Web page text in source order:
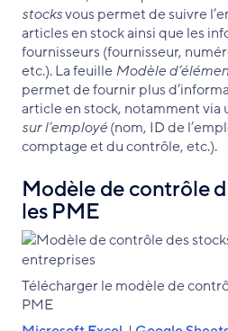
stocksvous permet de suivre
articles en stock ainsi que les
fournisseurs (fournisseur,
etc.). La feuilleModèle
permet de fournir plus
article en stock, notamment via
sur l’employé(nom, ID de
comptage et du contrôle, etc.).
Modèle de contrôle
les PME
Télécharger le modèle de
PME